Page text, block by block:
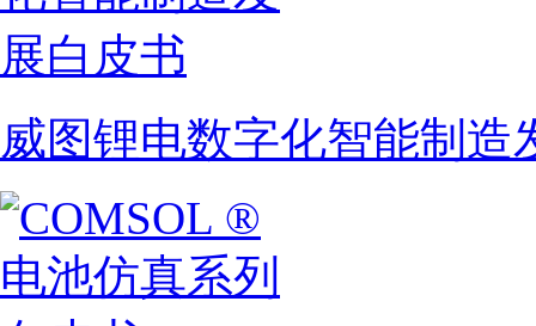
威图锂电数字化智能制造